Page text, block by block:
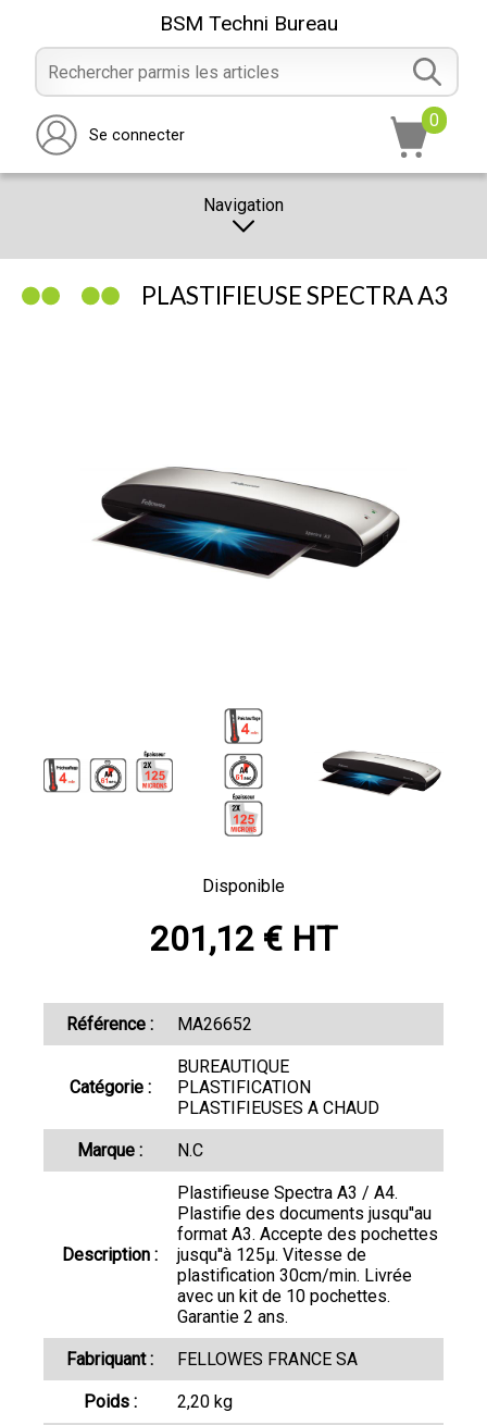
BSM Techni Bureau
Se connecter
0
Navigation
PROMOTION
PLASTIFIEUSE SPECTRA A3
Disponible
201,12 € HT
Référence : MA26652
Catégorie :
BUREAUTIQUE
PLASTIFICATION
PLASTIFIEUSES A CHAUD
Marque : N.C
Description :
Plastifieuse Spectra A3 / A4.
Plastifie des documents jusqu''au
format A3. Accepte des pochettes
jusqu''à 125µ. Vitesse de
plastification 30cm/min. Livrée
avec un kit de 10 pochettes.
Garantie 2 ans.
Fabriquant : FELLOWES FRANCE SA
Poids : 2,20 kg